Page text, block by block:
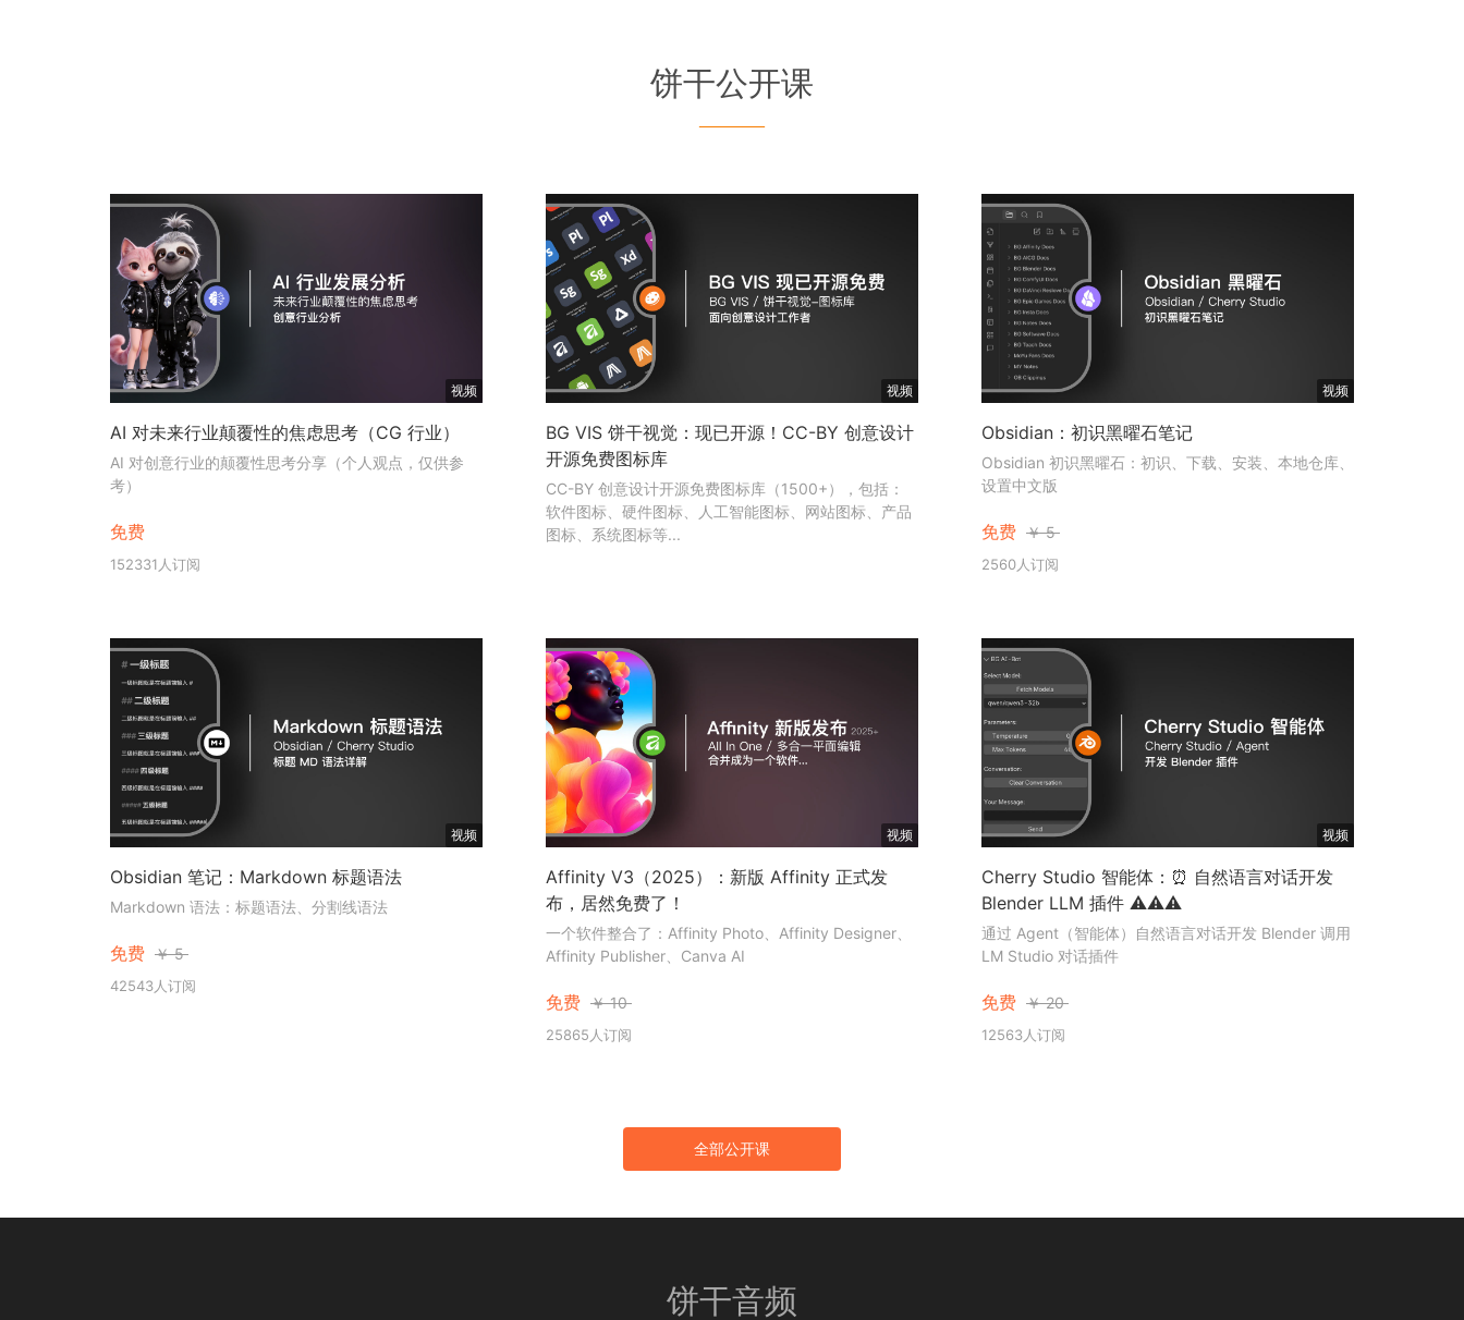
饼干公开课
———
视频
AI 对未来行业颠覆性的焦虑思考（CG 行业）
AI 对创意行业的颠覆性思考分享（个人观点，仅供参
考）
免费
152331人订阅
视频
BG VIS 饼干视觉：现已开源！CC-BY 创意设计
开源免费图标库
CC-BY 创意设计开源免费图标库（1500+），包括：
软件图标、硬件图标、人工智能图标、网站图标、产品
图标、系统图标等...
视频
Obsidian：初识黑曜石笔记
Obsidian 初识黑曜石：初识、下载、安装、本地仓库、
设置中文版
免费 ￥ 5
2560人订阅
视频
Obsidian 笔记：Markdown 标题语法
Markdown 语法：标题语法、分割线语法
免费 ￥ 5
42543人订阅
视频
Affinity V3（2025）：新版 Affinity 正式发
布，居然免费了！
一个软件整合了：Affinity Photo、Affinity Designer、
Affinity Publisher、Canva AI
免费 ￥ 10
25865人订阅
视频
Cherry Studio 智能体：⏰ 自然语言对话开发
Blender LLM 插件 ⚠️⚠️⚠️
通过 Agent（智能体）自然语言对话开发 Blender 调用
LM Studio 对话插件
免费 ￥ 20
12563人订阅
全部公开课
饼干音频